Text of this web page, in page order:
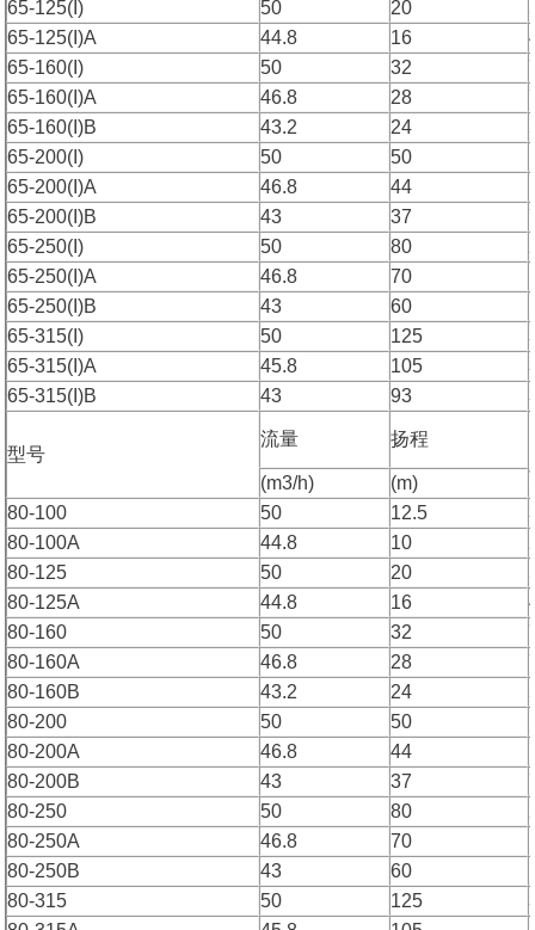
65-125(I) 50 20
65-125(I)A
44.8 16
65-160(I)
50 32
65-160(I)A
46.8 28
65-160(I)B
43.2 24
65-200(I)
50 50
65-200(I)A
46.8 44
65-200(I)B
43 37
65-250(I)
50 80
65-250(I)A
46.8 70
65-250(I)B
43 60
65-315(I)
50 125
65-315(I)A
45.8 105
65-315(I)B
43 93
型号
流量 扬程
(m3/h)
(m)
80-100
50 12.5
80-100A
44.8 10
80-125
50 20
80-125A
44.8 16
80-160
50 32
80-160A
46.8 28
80-160B
43.2 24
80-200
50 50
80-200A
46.8 44
80-200B
43 37
80-250
50 80
80-250A
46.8 70
80-250B
43 60
80-315
50 125